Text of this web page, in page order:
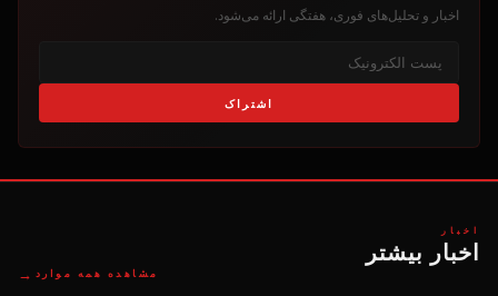
اخبار و تحلیل‌های فوری، هفتگی ارائه می‌شود.
اشتراک
اخبار
اخبار بیشتر
مشاهده همه موارد →